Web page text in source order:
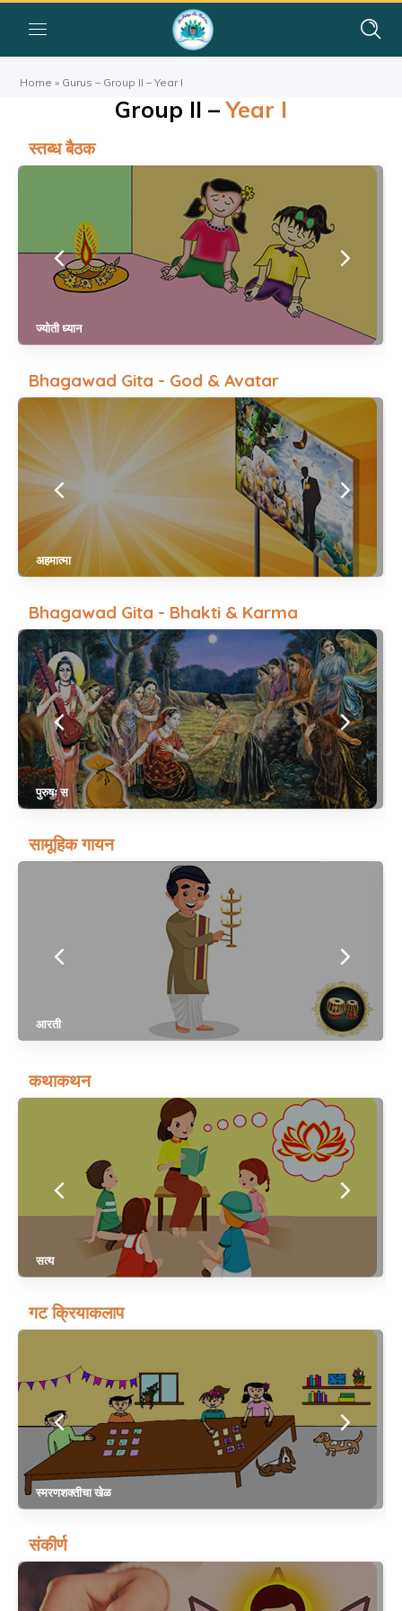
Home » Gurus – Group II – Year I
Group II –Year I
स्तब्ध बैठक
ज्योती ध्यान
Bhagawad Gita - God & Avatar
अहमात्मा
Bhagawad Gita - Bhakti & Karma
पुरुषः स
सामूहिक गायन
आरती
कथाकथन
सत्य
गट क्रियाकलाप
स्मरणशक्तीचा खेळ
संकीर्ण